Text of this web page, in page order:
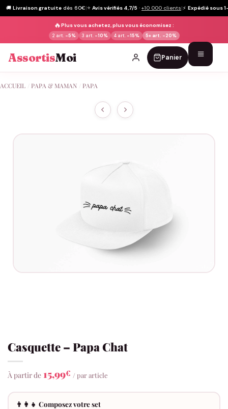
🚚 Livraison gratuite dès 60€|⭐ Avis vérifiés 4,7/5 · +10 000 clients|⚡ Expédié sous
🔥Plus vous achetez, plus vous économisez :
2 art. -5% 3 art. -10% 4 art. -15% 5+ art. -20%
AssortisMoi Panier
au
ACCUEIL PAPA & MAMAN PAPA
Casquette – Papa Chat
À partir de 15,99€ / par article
👨‍👩‍👧 Composez votre set